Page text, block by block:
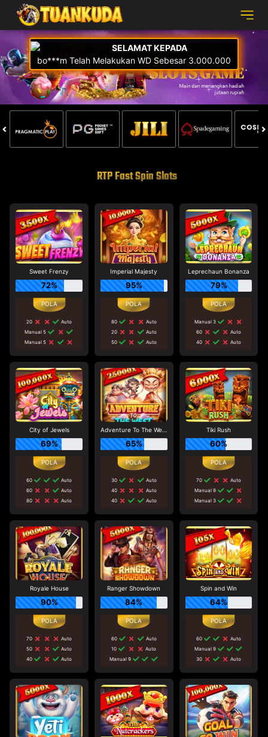
RTP Fast Spin Slots
Sweet Frenzy
72%
20
Auto
Manual 5
Manual 5
Imperial Majesty
95%
80
Auto
20
Auto
50
Auto
Leprechaun Bonanza
79%
Manual 3
60
Auto
40
Auto
City of Jewels
69%
60
Auto
60
Auto
80
Auto
Adventure To The West
65%
30
Auto
40
Auto
40
Auto
Tiki Rush
60%
70
Auto
Manual 9
Manual 3
Royale House
90%
70
Auto
50
Auto
40
Auto
Ranger Showdown
84%
60
Auto
10
Auto
Manual 9
Spin and Win
64%
60
Auto
Manual 9
30
Auto